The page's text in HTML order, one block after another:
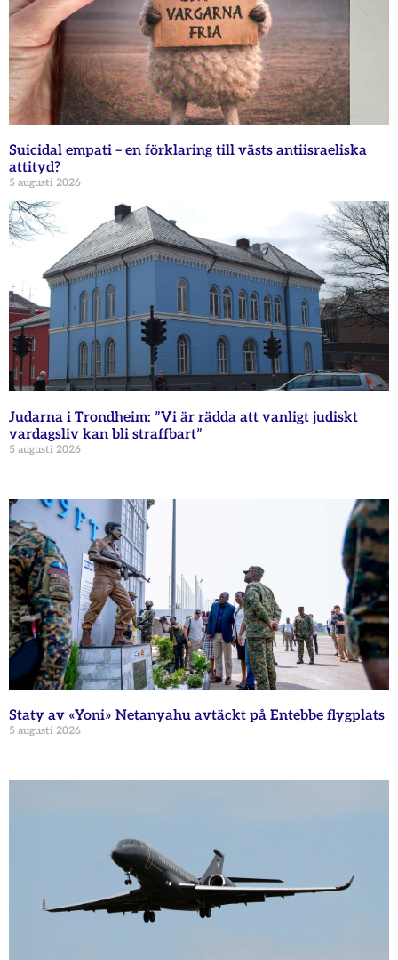
Suicidal empati – en förklaring till västs antiisraeliska
attityd?
5 augusti 2026
Judarna i Trondheim: ”Vi är rädda att vanligt judiskt
vardagsliv kan bli straffbart”
5 augusti 2026
Staty av «Yoni» Netanyahu avtäckt på Entebbe flygplats
5 augusti 2026